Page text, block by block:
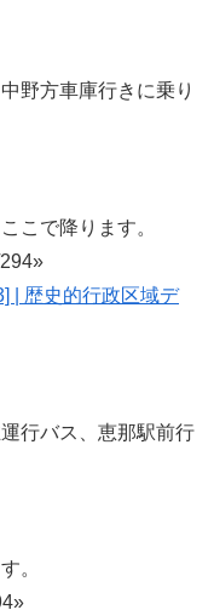
野方車庫行きに乗り
こで降ります。
| 歴史的行政区域デ
行バス、恵那駅前行
。